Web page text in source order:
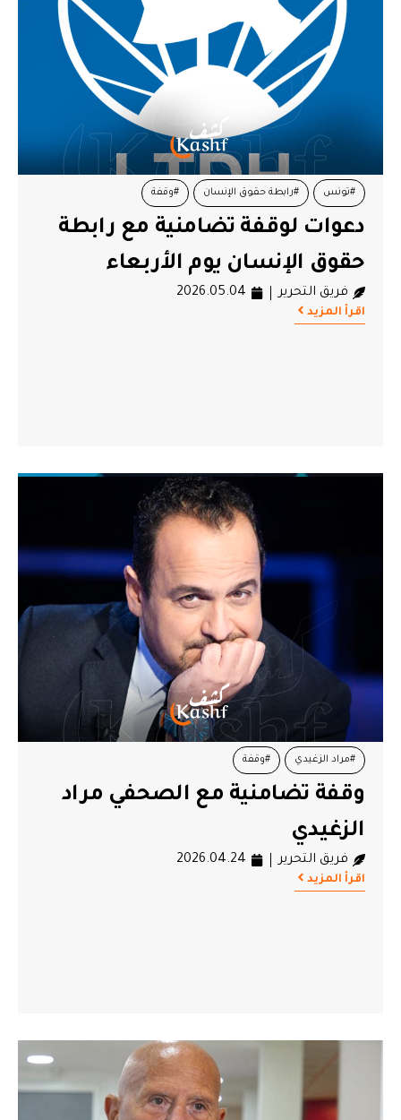
#تونس #رابطة حقوق الإنسان #وقفة
دعوات لوقفة تضامنية مع رابطة
حقوق الإنسان يوم الأربعاء
فريق التحرير 2026.05.04
اقرأ المزيد
#مراد الزغيدي #وقفة
وقفة تضامنية مع الصحفي مراد
الزغيدي
فريق التحرير 2026.04.24
اقرأ المزيد